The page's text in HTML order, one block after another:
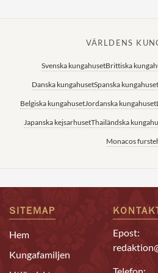
VÄRLDENS
Svenska kungahusetBrittiska
Danska kungahusetSpanska kungahuset
Belgiska kungahusetJordanska kungahuset
Japanska kejsarhusetThailändska
Monacos
SITEMAP
Hem
Kungafamiljen
Epost: